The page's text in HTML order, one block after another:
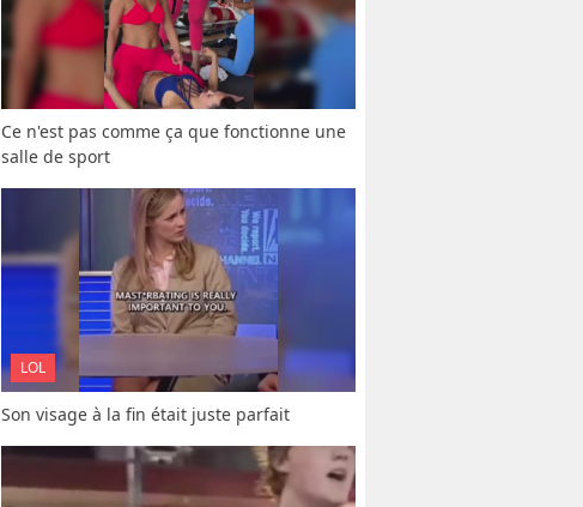
Ce n'est pas comme ça que fonctionne une
salle de sport
LOL
Son visage à la fin était juste parfait